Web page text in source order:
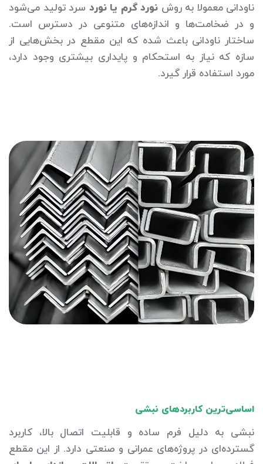
ناودانی معمولا به روش نورد گرم یا نورد سرد تولید می‌شود
و در ضخامت‌ها و اندازه‌های متنوعی در دسترس است.
ساختار ناودانی باعث شده که این مقطع در بخش‌هایی از
سازه که نیاز به استحکام و پایداری بیشتری وجود دارد،
مورد استفاده قرار گیرد.
اساسی‌ترین کاربردهای نبشی
نبشی به دلیل فرم ساده و قابلیت اتصال بالا، کاربرد
گسترده‌ای در پروژه‌های عمرانی و صنعتی دارد. از این مقطع